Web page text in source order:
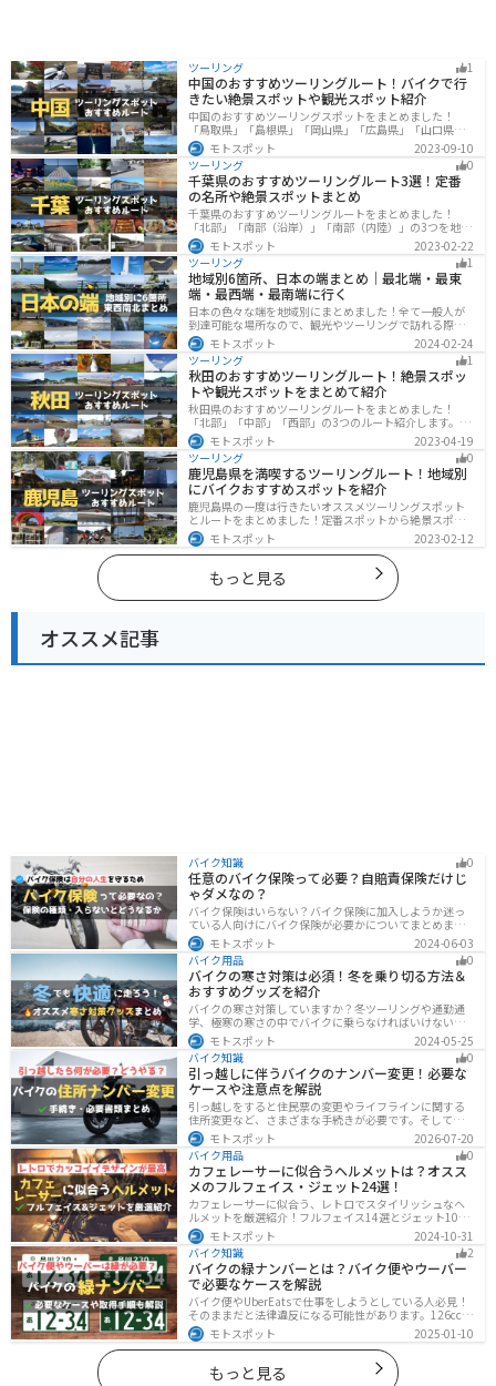
ツーリング 1
中国のおすすめツーリングルート！バイクで行
きたい絶景スポットや観光スポット紹介
中国のおすすめツーリングスポットをまとめました！
「鳥取県」「島根県」「岡山県」「広島県」「山口県」
の各県の観光地紹介します。自然豊かな山々や湖、温泉
地が点在し、四季折々の景色を楽しめるスポットが多数
あります。バイクで中国にツーリングに行く際は参考に
してください。
モトスポット
2023-09-10
ツーリング
0
千葉県のおすすめツーリングルート3選！定番
の名所や絶景スポットまとめ
千葉県のおすすめツーリングルートをまとめました！
「北部」「南部（沿岸）」「南部（内陸）」の3つを地域
別で紹介します！千葉は首都圏からのアクセスも良く、
海と山どちらも堪能できるのでツーリングには最適な場
所です。
モトスポット
2023-02-22
ツーリング
1
地域別6箇所、日本の端まとめ｜最北端・最東
端・最西端・最南端に行く
日本の色々な端を地域別にまとめました！全て一般人が
到達可能な場所なので、観光やツーリングで訪れる際の
参考にしてください。
モトスポット
2024-02-24
ツーリング
1
秋田のおすすめツーリングルート！絶景スポッ
トや観光スポットをまとめて紹介
秋田県のおすすめツーリングルートをまとめました！
「北部」「中部」「西部」の3つのルート紹介します。自
然豊かな山々や湖、温泉地が点在し、四季折々の景色を
楽しめるスポットが多数あります。バイクで秋田県にツ
ーリングに行く際は参考にしてください。
モトスポット
2023-04-19
ツーリング
0
鹿児島県を満喫するツーリングルート！地域別
にバイクおすすめスポットを紹介
鹿児島県の一度は行きたいオススメツーリングスポット
とルートをまとめました！定番スポットから絶景スポッ
ト、温泉、山、海、グルメなど様々なジャンルで楽しめ
ます。バイクで鹿児島ツーリングに行こうと思っている
人は、参考にしてください。
モトスポット 2023-02-12
もっと見る
オススメ記事
バイク知識 0
任意のバイク保険って必要？自賠責保険だけじ
ゃダメなの？
バイク保険はいらない？バイク保険に加入しようか迷っ
ている人向けにバイク保険が必要かについてまとめまし
た。自賠責保険と任意保険の違いについても解説したの
で、バイク保険を検討している人は参考にしてくださ
い。
モトスポット
2024-06-03
バイク用品
0
バイクの寒さ対策は必須！冬を乗り切る方法＆
おすすめグッズを紹介
バイクの寒さ対策していますか？冬ツーリングや通勤通
学、極寒の寒さの中でバイクに乗らなければいけない時
でも快適に乗る方法をまとめました！オススメの寒さ対
策グッズも紹介しているので、これで寒い冬でも快適に
バイクに乗りましょう！
モトスポット
2024-05-25
バイク知識
0
引っ越しに伴うバイクのナンバー変更！必要な
ケースや注意点を解説
引っ越しをすると住民票の変更やライフラインに関する
住所変更など、さまざまな手続きが必要です。そしてバ
イク乗りの場合は、住所変更やナンバー変更といったバ
イクに関する手続きも忘れてはいけません。しかし、必
要な手続きや手順がわからないという方も多いのではな
いでしょうか。ライダー引っ越したらバイクのナンバー
を変えないといけないの？ライダー引っ越し先でも原付
に乗る場合、どんな手続きが必要か知りたいライダー引
っ越したけど忙しくて住所変更もナンバー変更もしてい
ない・・・今回はこのような疑問・お悩みにお
モトスポット
2026-07-20
バイク用品
0
カフェレーサーに似合うヘルメットは？オスス
メのフルフェイス・ジェット24選！
カフェレーサーに似合う、レトロでスタイリッシュなヘ
ルメットを厳選紹介！フルフェイス14選とジェット10選
の多彩なラインナップで、安全性とデザインの両立を実
現。こだわりのヘルメットで、あなたのライダーズライ
フをより魅力的にアップグレードしましょう！
モトスポット
2024-10-31
バイク知識
2
バイクの緑ナンバーとは？バイク便やウーバー
で必要なケースを解説
バイク便やUberEatsで仕事をしようとしている人必見！
そのままだと法律違反になる可能性があります。126cc以
上のバイクで運送事業を行う場合、緑ナンバー（事業
用）が必要になります。本記事では緑ナンバーの必要な
ケースや取得方法を解説します。
モトスポット 2025-01-10
もっと見る